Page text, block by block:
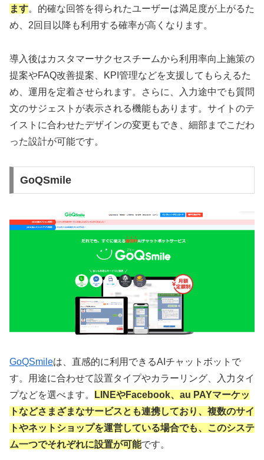
ます。的確な回答を得られたユーザーは満足度が上がるた
め、2回目以降も利用する確率が高くなります。
導入後はカスタマーサクセスチームから利用率向上施策の
提案やFAQ改善提案、KPI管理などを支援してもらえるた
め、運用を定着させられます。さらに、入力途中でも質問
文のサジェストが表示される機能もあります。サイトのテ
イストに合わせたデザインの変更もでき、細部までこだわ
った設計が可能です。
GoQSmile
GoQSmileは、直感的に利用できるAIチャットボットで
す。用途に合わせて設置タイプやカラーリング、入力タイ
プなどを選べます。
LINEやFacebook、au PAYマーケッ
トなどさまざまなサービスとも連携しており、複数のサイ
トやネットショップを運営している場合でも、このシステ
ム一つでそれぞれに設置が可能です。